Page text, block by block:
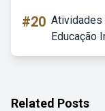
#20 Atividades
Educação
Related Posts